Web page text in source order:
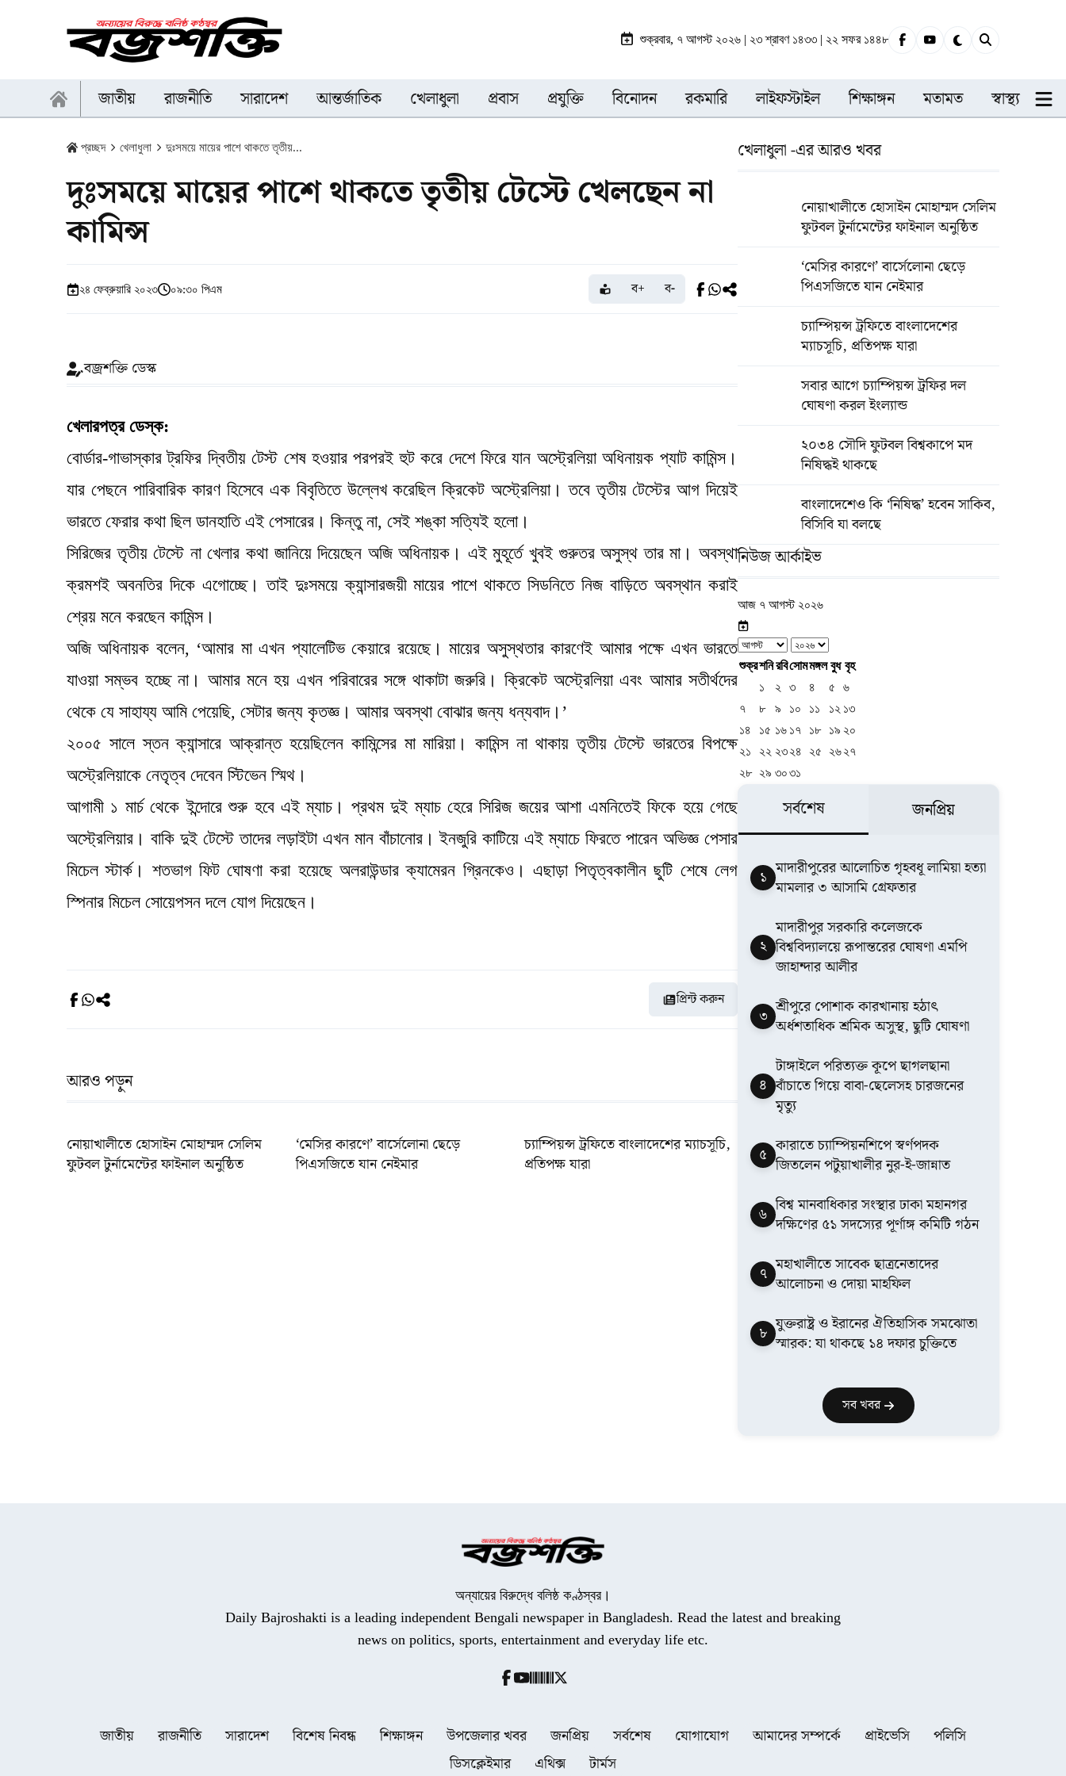
শুক্রবার, ৭ আগস্ট ২০২৬ | ২৩ শ্রাবণ ১৪৩৩ | ২২ সফর ১৪৪৮
জাতীয় রাজনীতি সারাদেশ আন্তর্জাতিক খেলাধুলা প্রবাস প্রযুক্তি বিনোদন রকমারি লাইফস্টাইল শিক্ষাঙ্গন মতামত স্বাস্থ্য
প্রচ্ছদ খেলাধুলা দুঃসময়ে মায়ের পাশে থাকতে তৃতীয়...
দুঃসময়ে মায়ের পাশে থাকতে তৃতীয় টেস্টে খেলছেন না
কামিন্স
২৪ ফেব্রুয়ারি ২০২৩ ০৯:৩০ পিএম ব+ ব-
বজ্রশক্তি ডেস্ক
খেলারপত্র ডেস্ক:
বোর্ডার-গাভাস্কার ট্রফির দ্বিতীয় টেস্ট শেষ হওয়ার পরপরই হুট করে দেশে ফিরে যান অস্ট্রেলিয়া অধিনায়ক প্যাট কামিন্স।
যার পেছনে পারিবারিক কারণ হিসেবে এক বিবৃতিতে উল্লেখ করেছিল ক্রিকেট অস্ট্রেলিয়া। তবে তৃতীয় টেস্টের আগ দিয়েই
ভারতে ফেরার কথা ছিল ডানহাতি এই পেসারের। কিন্তু না, সেই শঙ্কা সত্যিই হলো।
সিরিজের তৃতীয় টেস্টে না খেলার কথা জানিয়ে দিয়েছেন অজি অধিনায়ক। এই মুহূর্তে খুবই গুরুতর অসুস্থ তার মা। অবস্থা
ক্রমশই অবনতির দিকে এগোচ্ছে। তাই দুঃসময়ে ক্যান্সারজয়ী মায়ের পাশে থাকতে সিডনিতে নিজ বাড়িতে অবস্থান করাই
শ্রেয় মনে করছেন কামিন্স।
অজি অধিনায়ক বলেন, ‘আমার মা এখন প্যালেটিভ কেয়ারে রয়েছে। মায়ের অসুস্থতার কারণেই আমার পক্ষে এখন ভারতে
যাওয়া সম্ভব হচ্ছে না। আমার মনে হয় এখন পরিবারের সঙ্গে থাকাটা জরুরি। ক্রিকেট অস্ট্রেলিয়া এবং আমার সতীর্থদের
থেকে যে সাহায্য আমি পেয়েছি, সেটার জন্য কৃতজ্ঞ। আমার অবস্থা বোঝার জন্য ধন্যবাদ।’
২০০৫ সালে স্তন ক্যান্সারে আক্রান্ত হয়েছিলেন কামিন্সের মা মারিয়া। কামিন্স না থাকায় তৃতীয় টেস্টে ভারতের বিপক্ষে
অস্ট্রেলিয়াকে নেতৃত্ব দেবেন স্টিভেন স্মিথ।
আগামী ১ মার্চ থেকে ইন্দোরে শুরু হবে এই ম্যাচ। প্রথম দুই ম্যাচ হেরে সিরিজ জয়ের আশা এমনিতেই ফিকে হয়ে গেছে
অস্ট্রেলিয়ার। বাকি দুই টেস্টে তাদের লড়াইটা এখন মান বাঁচানোর। ইনজুরি কাটিয়ে এই ম্যাচে ফিরতে পারেন অভিজ্ঞ পেসার
মিচেল স্টার্ক। শতভাগ ফিট ঘোষণা করা হয়েছে অলরাউন্ডার ক্যামেরন গ্রিনকেও। এছাড়া পিতৃত্বকালীন ছুটি শেষে লেগ
স্পিনার মিচেল সোয়েপসন দলে যোগ দিয়েছেন।
প্রিন্ট করুন
আরও পড়ুন
নোয়াখালীতে হোসাইন মোহাম্মদ সেলিম
ফুটবল টুর্নামেন্টের ফাইনাল অনুষ্ঠিত
‘মেসির কারণে’ বার্সেলোনা ছেড়ে
পিএসজিতে যান নেইমার
চ্যাম্পিয়ন্স ট্রফিতে বাংলাদেশের ম্যাচসূচি,
প্রতিপক্ষ যারা
খেলাধুলা -এর আরও খবর
নোয়াখালীতে হোসাইন মোহাম্মদ সেলিম
ফুটবল টুর্নামেন্টের ফাইনাল অনুষ্ঠিত
‘মেসির কারণে’ বার্সেলোনা ছেড়ে
পিএসজিতে যান নেইমার
চ্যাম্পিয়ন্স ট্রফিতে বাংলাদেশের
ম্যাচসূচি, প্রতিপক্ষ যারা
সবার আগে চ্যাম্পিয়ন্স ট্রফির দল
ঘোষণা করল ইংল্যান্ড
২০৩৪ সৌদি ফুটবল বিশ্বকাপে মদ
নিষিদ্ধই থাকছে
বাংলাদেশেও কি ‘নিষিদ্ধ’ হবেন সাকিব,
বিসিবি যা বলছে
নিউজ আর্কাইভ
আজ ৭ আগস্ট ২০২৬
শুক্রশনিরবিসোমমঙ্গল বুধ বৃহ
১
২ ৩ ৪ ৫
৬
৭
৮ ৯ ১০ ১১ ১২ ১৩
১৪
১৫ ১৬ ১৭ ১৮ ১৯ ২০
২১
২২ ২৩২৪ ২৫ ২৬২৭
২৮ ২৯ ৩০৩১
সর্বশেষ জনপ্রিয়
১ মাদারীপুরের আলোচিত গৃহবধূ লামিয়া হত্যা
মামলার ৩ আসামি গ্রেফতার
২
মাদারীপুর সরকারি কলেজকে
বিশ্ববিদ্যালয়ে রূপান্তরের ঘোষণা এমপি
জাহান্দার আলীর
৩ শ্রীপুরে পোশাক কারখানায় হঠাৎ
অর্ধশতাধিক শ্রমিক অসুস্থ, ছুটি ঘোষণা
৪
টাঙ্গাইলে পরিত্যক্ত কূপে ছাগলছানা
বাঁচাতে গিয়ে বাবা-ছেলেসহ চারজনের
মৃত্যু
৫ কারাতে চ্যাম্পিয়নশিপে স্বর্ণপদক
জিতলেন পটুয়াখালীর নুর-ই-জান্নাত
৬ বিশ্ব মানবাধিকার সংস্থার ঢাকা মহানগর
দক্ষিণের ৫১ সদস্যের পূর্ণাঙ্গ কমিটি গঠন
৭ মহাখালীতে সাবেক ছাত্রনেতাদের
আলোচনা ও দোয়া মাহফিল
৮ যুক্তরাষ্ট্র ও ইরানের ঐতিহাসিক সমঝোতা
স্মারক: যা থাকছে ১৪ দফার চুক্তিতে
সব খবর
অন্যায়ের বিরুদ্ধে বলিষ্ঠ কণ্ঠস্বর।
Daily Bajroshakti is a leading independent Bengali newspaper in Bangladesh. Read the latest and breaking
news on politics, sports, entertainment and everyday life etc.
জাতীয় রাজনীতি সারাদেশ বিশেষ নিবন্ধ শিক্ষাঙ্গন উপজেলার খবর জনপ্রিয় সর্বশেষ যোগাযোগ আমাদের সম্পর্কে প্রাইভেসি
পলিসি
ডিসক্লেইমার
এথিক্স টার্মস